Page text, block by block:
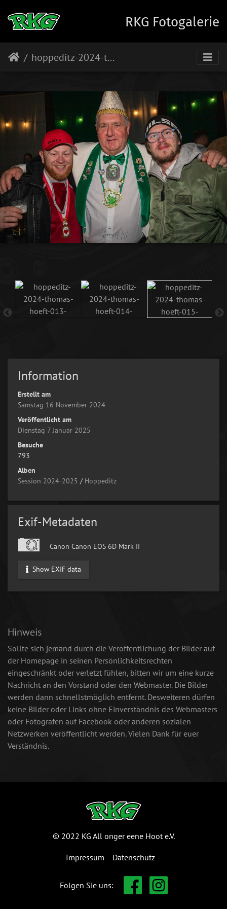
RKG Fotogalerie
hoppeditz-2024-thomas-hoeft-015-
Information
Erstellt am
Samstag 16 November 2024
Veröffentlicht am
Dienstag 7 Januar 2025
Besuche
793
Alben
Session 2024-2025 / Hoppeditz
Exif-Metadaten
Canon Canon EOS 6D Mark II
Show EXIF data
Hinweis
Sollte sich jemand durch die Veröffentlichung der Bilder auf
der Homepage in seinen Persönlichkeitsrechten
eingeschränkt oder verletzt fühlen, bitten wir um eine kurze
Nachricht an den Vorstand oder den Webmaster. Die Bilder
werden dann schnellstmöglich entfernt. Desweiteren dürfen
keine Bilder oder Links ohne Einverständnis des Webmasters
oder Fotografen auf Facebook oder anderen sozialen
Netzwerken veröffentlicht werden. Vielen Dank für euer
Verständnis.
© 2022 KG All onger eene Hoot e.V.
Impressum Datenschutz
Folgen Sie uns: